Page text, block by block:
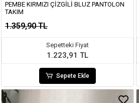
PEMBE KIRMIZI ÇIZGILI BLUZ PANTOLON
TAKIM
1.359,90 TL
Sepetteki Fiyat
1.223,91 TL
Sepete Ekle